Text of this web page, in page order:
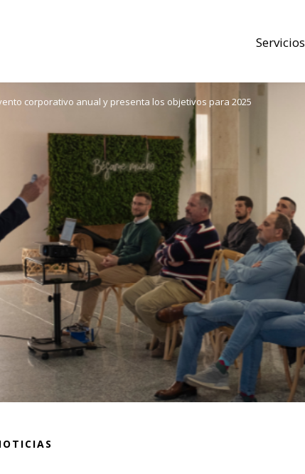
Servicios
corporativo anual y presenta los objetivos para 2025